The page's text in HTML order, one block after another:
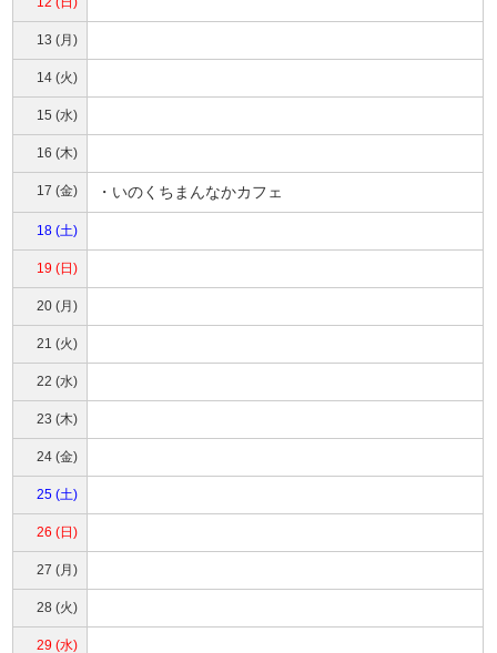
13 (月)
14 (火)
15 (水)
16 (木)
17 (金) ・いのくちまんなかカフェ
18 (土)
19 (日)
20 (月)
21 (火)
22 (水)
23 (木)
24 (金)
25 (土)
26 (日)
27 (月)
28 (火)
29 (水)